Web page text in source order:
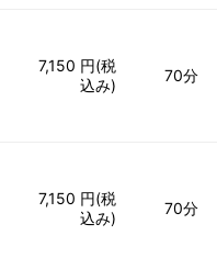
7,150 円(税
込み)
70分
7,150 円(税
込み)
70分